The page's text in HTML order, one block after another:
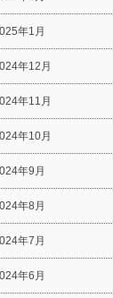
年1月
年12月
年11月
年10月
年9月
年8月
年7月
年6月